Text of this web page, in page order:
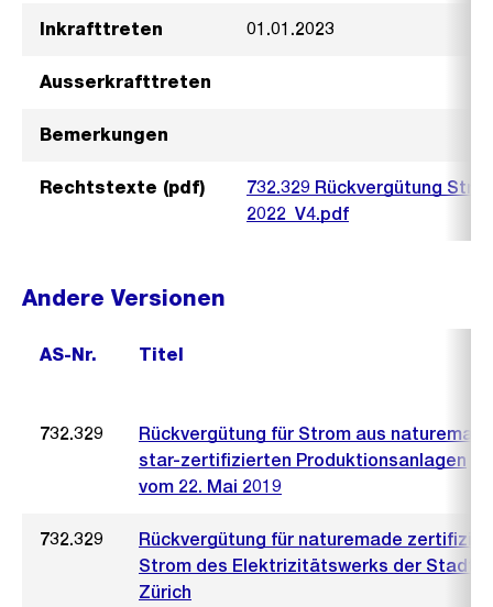
Inkrafttreten 01.01.2023
Ausserkrafttreten
Bemerkungen
Rechtstexte (pdf)
732.329 Rückvergütung
2022_V4.pdf
Andere Versionen
AS-Nr. Titel
732.329
Rückvergütung für Strom aus
star-zertifizierten Produktionsanlagen
vom 22. Mai 2019
732.329
Rückvergütung für naturemade
Strom des Elektrizitätswerks der Stadt
Zürich